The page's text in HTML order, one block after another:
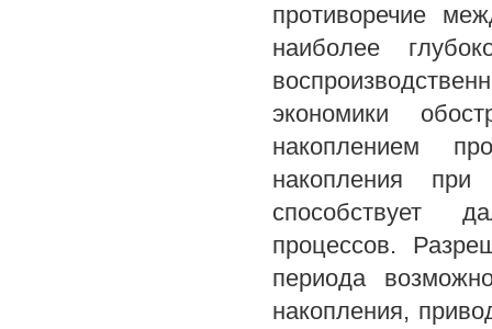
противоречие
наиболее
экономики
накоплением
накопления
способствует
процессов.
периода
накопления,